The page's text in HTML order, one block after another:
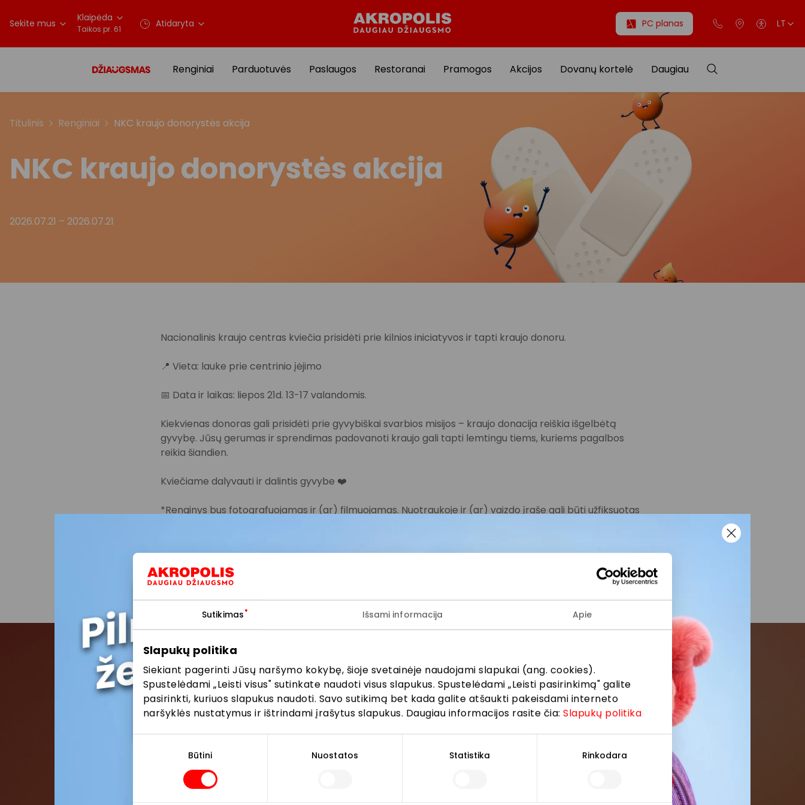
Sutikimas Išsami informacija Apie
Slapukų politika
Siekiant pagerinti Jūsų naršymo kokybę, šioje svetainėje naudojami slapukai (ang. cookies).
Spustelėdami „Leisti visus" sutinkate naudoti visus slapukus. Spustelėdami „Leisti pasirinkimą" galite
pasirinkti, kuriuos slapukus naudoti. Savo sutikimą bet kada galite atšaukti pakeisdami interneto
naršyklės nustatymus ir ištrindami įrašytus slapukus. Daugiau informacijos rasite čia:Slapukų politika
Būtini Nuostatos Statistika Rinkodara
Sekite mus Klaipėda
Taikos pr. 61 Atidaryta PC planas LT
Renginiai Parduotuvės Paslaugos Restoranai Pramogos Akcijos Dovanų kortelė Daugiau
Titulinis Renginiai NKC kraujo donorystės akcija
NKC kraujo donorystės akcija
2026.07.21 – 2026.07.21
Nacionalinis kraujo centras kviečia prisidėti prie kilnios iniciatyvos ir tapti kraujo donoru.
📍 Vieta: lauke prie centrinio įėjimo
📅 Data ir laikas: liepos 21d. 13-17 valandomis.
Kiekvienas donoras gali prisidėti prie gyvybiškai svarbios misijos – kraujo donacija reiškia išgelbėtą
gyvybę. Jūsų gerumas ir sprendimas padovanoti kraujo gali tapti lemtingu tiems, kuriems pagalbos
reikia šiandien.
Kviečiame dalyvauti ir dalintis gyvybe ❤️
*Renginys bus fotografuojamas ir (ar) filmuojamas. Nuotraukoje ir (ar) vaizdo įraše gali būti užfiksuotas
Daugiau apie asmens duomenų tvarkymąwww.akropolis.lt
Prisijunkite prie mūsų bendruomenės
Pirmieji sužinokite apie geriausius pasiūlymus, renginius ir naujausią informaciją iš